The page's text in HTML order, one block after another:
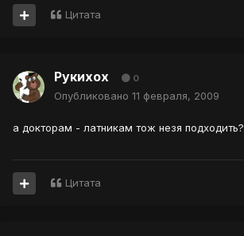
Цитата
Рукихох 0
Опубликовано 11 февраля, 2009
а докторам - латникам тож незя подходить?
Цитата